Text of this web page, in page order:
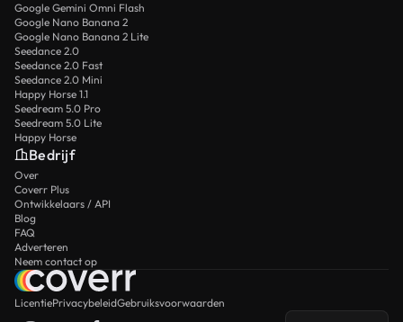
Google Gemini Omni Flash
Google Nano Banana 2
Google Nano Banana 2 Lite
Seedance 2.0
Seedance 2.0 Fast
Seedance 2.0 Mini
Happy Horse 1.1
Seedream 5.0 Pro
Seedream 5.0 Lite
Happy Horse
Bedrijf
Over
Coverr Plus
Ontwikkelaars / API
Blog
FAQ
Adverteren
Neem contact op
LicentiePrivacybeleidGebruiksvoorwaarden